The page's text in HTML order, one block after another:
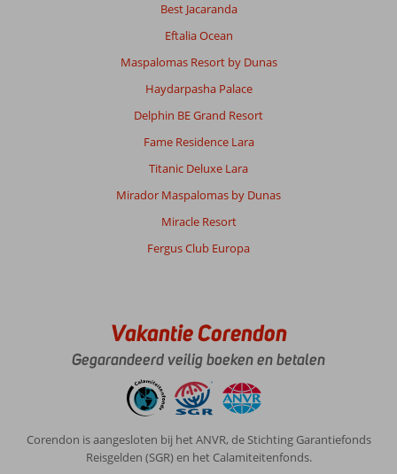
Best Jacaranda
Eftalia Ocean
Maspalomas Resort by Dunas
Haydarpasha Palace
Delphin BE Grand Resort
Fame Residence Lara
Titanic Deluxe Lara
Mirador Maspalomas by Dunas
Miracle Resort
Fergus Club Europa
Vakantie Corendon
Gegarandeerd veilig boeken en betalen
Corendon is aangesloten bij het ANVR, de Stichting Garantiefonds
Reisgelden (SGR) en het Calamiteitenfonds.